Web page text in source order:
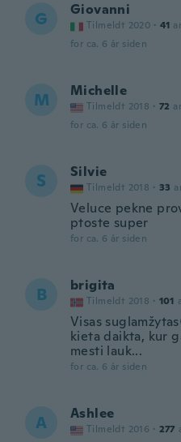
G Giovanni
Tilmeldt 2020 · 41
for ca. 6 år siden
M Michelle
Tilmeldt 2018 · 72
for ca. 6 år siden
S Silvie
Tilmeldt 2018 · 33
Veluce pekne
ptoste super
for ca. 6 år siden
B brigita
Tilmeldt 2018 · 101
Visas
kieta daikta, kur
mesti lauk...
for ca. 6 år siden
A Ashlee
Tilmeldt 2016 · 277